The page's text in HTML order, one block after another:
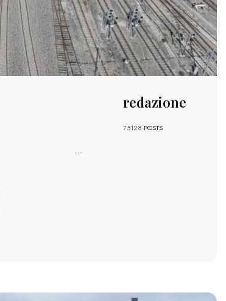
redazione
75128 POSTS
...